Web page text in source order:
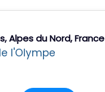
Alpes du Nord, France
l'Olympe